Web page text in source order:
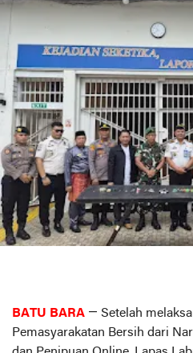
BATU BARA — Setelah
Pemasyarakatan Bersih dari